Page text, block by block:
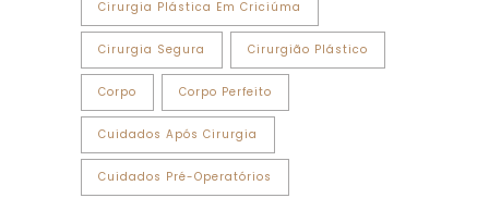
Cirurgia Plástica Em Criciúma
Cirurgia Segura Cirurgião Plástico
Corpo Corpo Perfeito
Cuidados Após Cirurgia
Cuidados Pré-Operatórios